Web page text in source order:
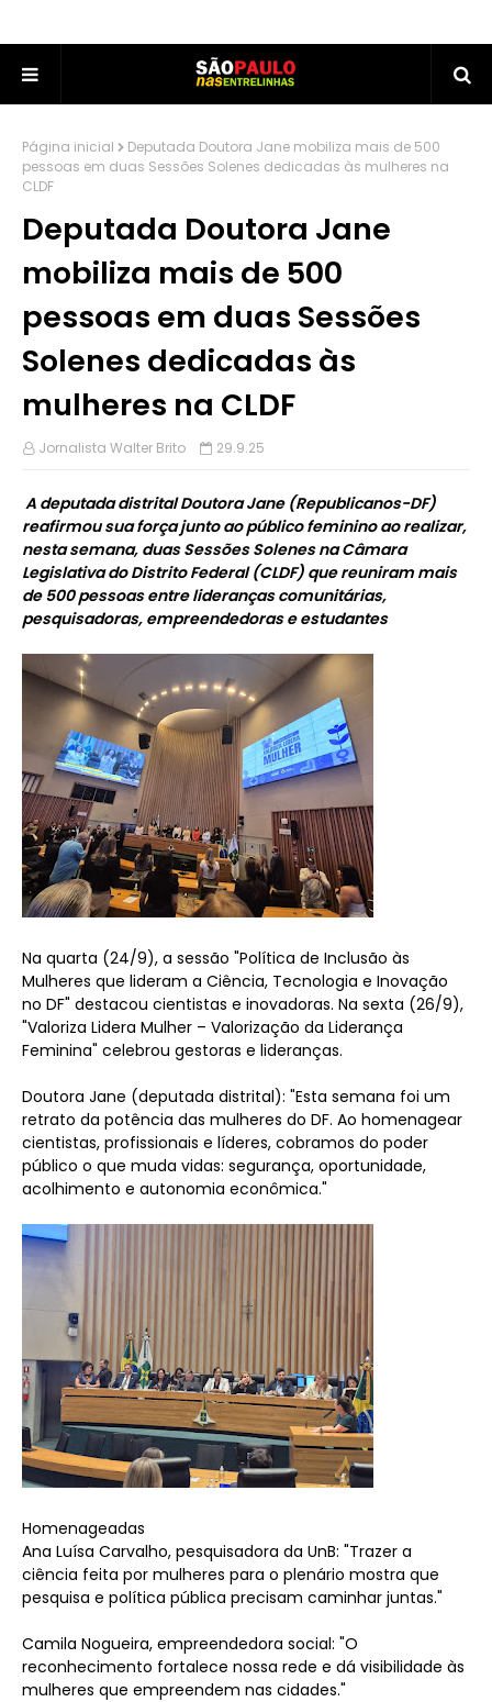
Página inicial
Deputada Doutora Jane mobiliza mais de 500
pessoas em duas Sessões Solenes dedicadas às mulheres na
CLDF
Deputada Doutora Jane
mobiliza mais de 500
pessoas em duas Sessões
Solenes dedicadas às
mulheres na CLDF
Jornalista Walter Brito 29.9.25
A deputada distrital Doutora Jane (Republicanos-DF)
reafirmou sua força junto ao público feminino ao realizar,
nesta semana, duas Sessões Solenes na Câmara
Legislativa do Distrito Federal (CLDF) que reuniram mais
de 500 pessoas entre lideranças comunitárias,
pesquisadoras, empreendedoras e estudantes
Na quarta (24/9), a sessão "Política de Inclusão às
Mulheres que lideram a Ciência, Tecnologia e Inovação
no DF" destacou cientistas e inovadoras. Na sexta (26/9),
"Valoriza Lidera Mulher – Valorização da Liderança
Feminina" celebrou gestoras e lideranças.
Doutora Jane (deputada distrital): "Esta semana foi um
retrato da potência das mulheres do DF. Ao homenagear
cientistas, profissionais e líderes, cobramos do poder
público o que muda vidas: segurança, oportunidade,
acolhimento e autonomia econômica."
Homenageadas
Ana Luísa Carvalho, pesquisadora da UnB: "Trazer a
ciência feita por mulheres para o plenário mostra que
pesquisa e política pública precisam caminhar juntas."
Camila Nogueira, empreendedora social: "O
reconhecimento fortalece nossa rede e dá visibilidade às
mulheres que empreendem nas cidades."